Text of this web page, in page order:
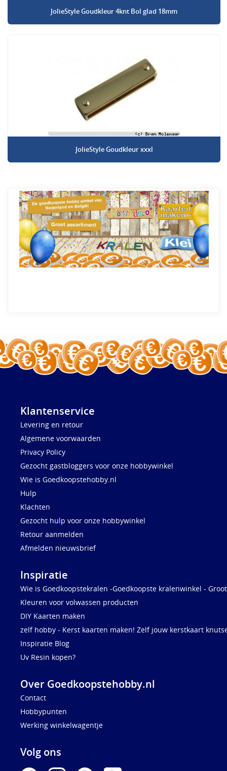
JolieStyle Goudkleur 4knt Bol glad 18mm
JolieStyle Goudkleur xxxl
Klantenservice
Levering en retour
Algemene voorwaarden
Privacy Policy
Gezocht gastbloggers voor onze hobbywinkel
Wie is Goedkoopstehobby.nl
Hulp
Klachten
Gezocht hulp voor onze hobbywinkel
Retour aanmelden
Afmelden nieuwsbrief
Inspiratie
Wie is Goedkoopstekralen -Goedkoopste kralenwinkel -
Kleuren voor volwassen producten
DIY Kaarten maken
zelf hobby - Kerst kaarten maken! Zelf jouw kerstkaart
Inspiratie Blog
Uv Resin kopen?
Over Goedkoopstehobby.nl
Contact
Hobbypunten
Werking winkelwagentje
Volg ons